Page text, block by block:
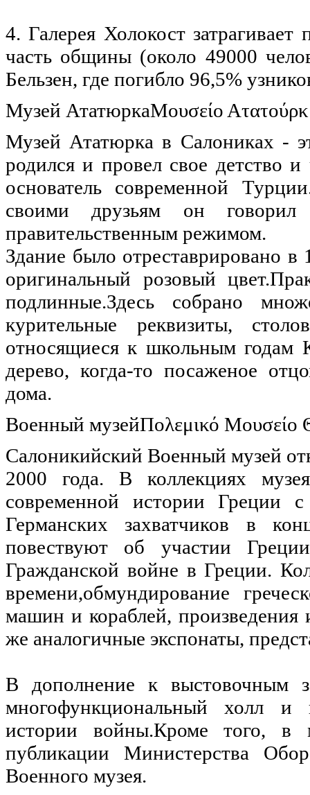
4. Галерея Холокост
часть общины (около 49000
Бельзен, где погибло 96,5%
Музей АтатюркаΜουσείο Ατατούρκ
Музей Ататюрка в Салониках -
родился и провел свое детство
основатель современной
своими друзьям он
правительственным режимом.
Здание было отреставрировано в
оригинальный розовый
подлинные.Здесь собрано
курительные реквизиты,
относящиеся к школьным годам
дерево, когда-то посаженое
дома.
Военный музейΠολεμικό Μουσείο
Салоникийский Военный музей
2000 года. В коллекциях
современной истории Греции
Германских захватчиков в
повествуют об участии
Гражданской войне в Греции.
времени,обмундирование
машин и кораблей, произведения
же аналогичные экспонаты,
В дополнение к выстовочным
многофункциональный холл и
истории войны.Кроме того, в
публикации Министерства
Военного музея.